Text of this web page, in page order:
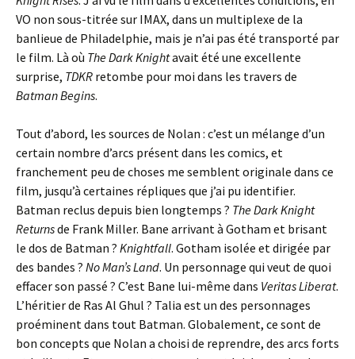
VO non sous-titrée sur IMAX, dans un multiplexe de la
banlieue de Philadelphie, mais je n’ai pas été transporté par
le film. Là où The Dark Knightavait été une excellente
surprise, TDKR retombe pour moi dans les travers de
Batman Begins.
Tout d’abord, les sources de Nolan : c’est un mélange d’un
certain nombre d’arcs présent dans les comics, et
franchement peu de choses me semblent originale dans ce
film, jusqu’à certaines répliques que j’ai pu identifier.
Batman reclus depuis bien longtemps ? The Dark Knight
Returnsde Frank Miller. Bane arrivant à Gotham et brisant
le dos de Batman ? Knightfall. Gotham isolée et dirigée par
des bandes ? No Man’s Land. Un personnage qui veut de quoi
effacer son passé ? C’est Bane lui-même dans Veritas Liberat.
L’héritier de Ras Al Ghul ? Talia est un des personnages
proéminent dans tout Batman. Globalement, ce sont de
bon concepts que Nolan a choisi de reprendre, des arcs forts